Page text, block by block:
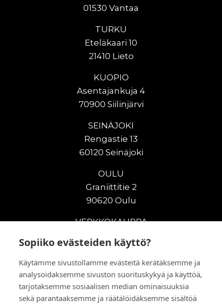
Sopiiko evästeiden käyttö?
Käytämme sivustollamme evästeitä kerätäksemme ja
analysoidaksemme sivuston suorituskykyä ja käyttöä,
tarjotaksemme sosiaalisen median ominaisuuksia
sekä parantaaksemme ja räätälöidäksemme sisältöä
01530 Vantaa
TURKU
Eteläkaari 10
21410 Lieto
KUOPIO
Asentajankuja 4
70900 Siilinjärvi
SEINÄJOKI
Rengastie 13
60120 Seinäjoki
OULU
Graniittitie 2
90620 Oulu
VERKKOKAUPPA
Uudet maanrakennuskoneet
Vuokrakoneet
Kampanjat
Vaihtokoneet